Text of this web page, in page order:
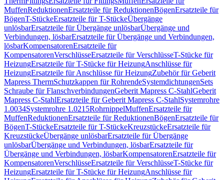
MuffenReduktionenErsatzteile für ReduktionenBögenErsatzteile für
BögenT-StückeErsatzteile für T-StückeÜbergänge
unlösbarErsatzteile für Übergänge unlösbarÜbergänge und
Verbindungen, lösbarErsatzteile für Übergänge und Verbindungen,
lösbarKompensatorenErsatzteile für
KompensatorenVerschlüsseErsatzteile für VerschlüsseT-Stücke für
HeizungErsatzteile für T-Stücke für HeizungAnschlüsse für
HeizungErsatzteile für Anschlüsse für HeizungZubehör für Geberit
Mapress ThermSchutzkappen für RohrendeSystemdichtungenSets
Schraube für FlanschverbindungenGeberit Mapress C-StahlGeberit
Mapress C-StahlErsatzteile für Geberit Mapress C-StahlSystemrohre
1.0034Systemrohre 1.0215RohrnippelMuffenErsatzteile für
MuffenReduktionenErsatzteile für ReduktionenBögenErsatzteile für
BögenT-StückeErsatzteile für T-StückeKreuzstückeErsatzteile für
KreuzstückeÜbergänge unlösbarErsatzteile für Übergänge
unlösbarÜbergänge und Verbindungen, lösbarErsatzteile für
Übergänge und Verbindungen, lösbarKompensatorenErsatzteile für
KompensatorenVerschlüsseErsatzteile für VerschlüsseT-Stücke für
HeizungErsatzteile für T-Stücke für HeizungAnschlüsse für